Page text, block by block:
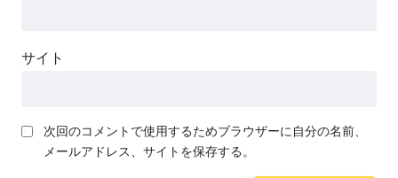
サイト
次回のコメントで使用するためブラウザーに自分の名前、
メールアドレス、サイトを保存する。